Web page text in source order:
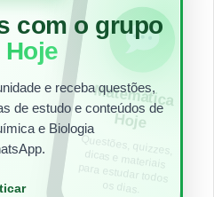
com o grupo
e receba questões,
de estudo e conteúdos de
e Biologia
Matem
ática
Hoje
Questões, quizzes,
dicas e materiais
para estudar todos
os dias.